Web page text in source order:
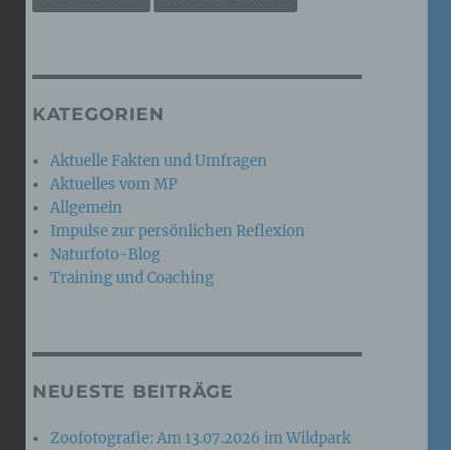
KATEGORIEN
Aktuelle Fakten und Umfragen
Aktuelles vom MP
Allgemein
Impulse zur persönlichen Reflexion
Naturfoto-Blog
Training und Coaching
NEUESTE BEITRÄGE
Zoofotografie: Am 13.07.2026 im Wildpark